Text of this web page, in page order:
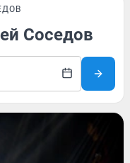
Соседов